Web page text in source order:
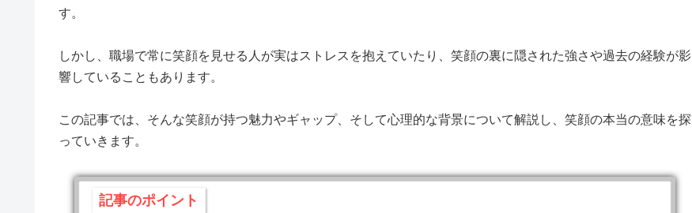
す。
しかし、職場で常に笑顔を見せる人が実はストレスを抱えていたり、笑顔の裏に隠された強さや過去の経験が影
響していることもあります。
この記事では、そんな笑顔が持つ魅力やギャップ、そして心理的な背景について解説し、笑顔の本当の意味を探
っていきます。
記事のポイント